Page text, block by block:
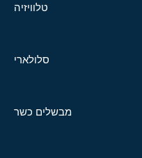
טלוויזיה
סלולארי
מבשלים כשר